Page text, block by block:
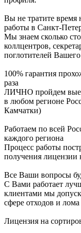
Вы не тратите время
работы в Санкт-
Мы знаем сколько
коллцентров,
поглотителей
100% гарантия
раза
ЛИЧНО пройдем
в любом регионе
Камчатки)
Работаем по всей
каждого региона
Процесс работы
получения лицензии
Все Ваши вопросы
С Вами работает
клиентами мы
сфере отходов и лома
Лицензия на